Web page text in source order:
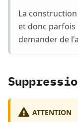
La
et donc parfois
demander de
ATTENTION